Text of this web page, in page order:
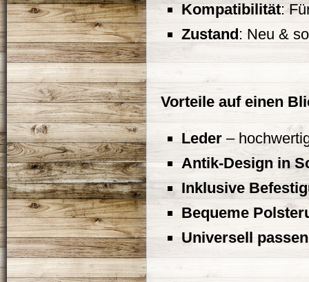
Kompatibilität:
Zustand: Neu &
Vorteile auf einen
Leder –
Antik-Design in
Inklusive
Bequeme
Universell